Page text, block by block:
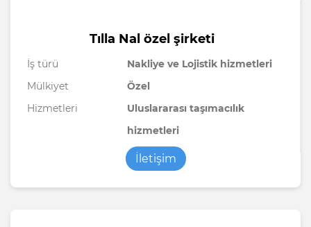
Tılla Nal özel şirketi
İş türü
Nakliye ve Lojistik hizmetleri
Mülkiyet
Özel
Hizmetleri
Uluslararası taşımacılık
hizmetleri
İletişim